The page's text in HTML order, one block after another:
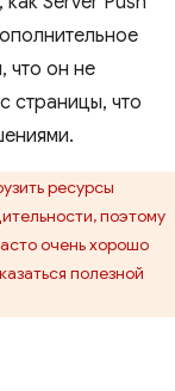
что он не
страницы, что
ресурсы
поэтому
очень хорошо
полезной